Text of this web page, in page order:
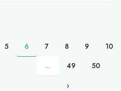
5 6 7 8 9
10
...
49
50
›